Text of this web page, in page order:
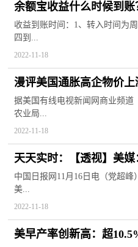
余额宝收益什么时候到账
收益到账时间：1、转入时间为
四到...
2022-11-18
漫评美国通胀高企物价
据美国有线电视新闻网商业频道
农业局...
2022-11-18
天天实时：【透视】美
形式的奴隶制仍合法存在
中国日报网11月16日电（党超
美...
2022-11-18
美早产率创新高：超